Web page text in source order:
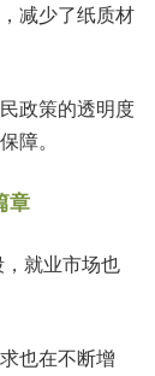
减少了纸质材
政策的透明度
障。
章
就业市场也
也在不断增